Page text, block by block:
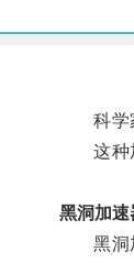
科学家
这种加
黑洞加速
黑洞加